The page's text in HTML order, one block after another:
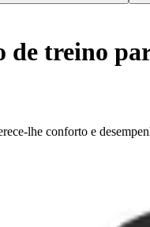
de treino
lhe conforto e